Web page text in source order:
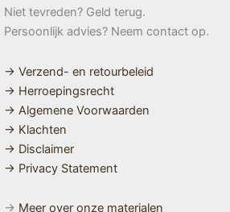
Niet tevreden? Geld terug.
Persoonlijk advies? Neem contact op.
→ Verzend- en retourbeleid
→ Herroepingsrecht
→ Algemene Voorwaarden
→ Klachten
→ Disclaimer
→ Privacy Statement
→ Meer over onze materialen